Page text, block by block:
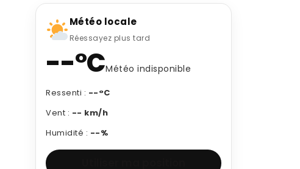
Météo locale
Réessayez plus tard
--°CMétéo indisponible
Ressenti : --°C
Vent : -- km/h
Humidité : --%